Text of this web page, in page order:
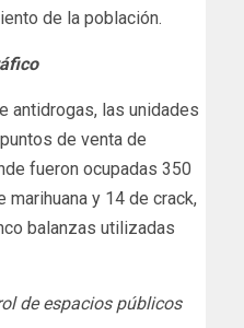
de la población.
antidrogas, las unidades
de venta de
fueron ocupadas 350
y 14 de crack,
balanzas utilizadas
de espacios públicos